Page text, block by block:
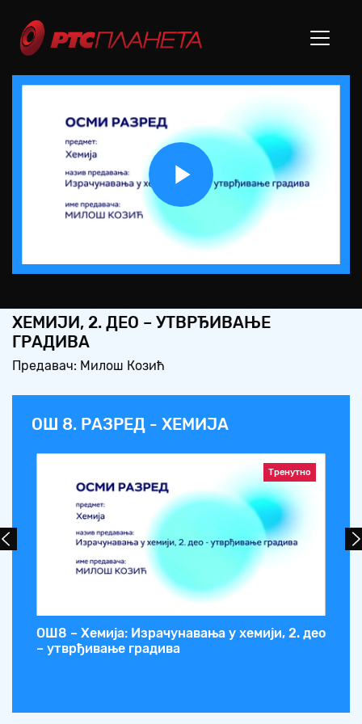
Play
Video
ХЕМИЈИ, 2. ДЕО – УТВРЂИВАЊЕ
ГРАДИВА
Предавач: Милош Козић
ОШ 8. РАЗРЕД - ХЕМИЈА
Тренутно
ОШ8 – Хемија: Израчунавања у хемији, 2. део
– утврђивање градива